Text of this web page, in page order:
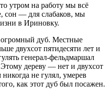
утром на работу мы всё
сон — для слабаков, мы
в Ириновку.
огромный дуб. Местные
двухсот пятидесяти лет и
генерал-фельдмаршал
дереву — нет и двухсот
не гулял, умерев
как этот дуб был посажен.